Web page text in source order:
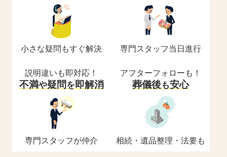
小さな疑問もすぐ解決 専門スタッフ当日進行
説明違いも即対応！
不満や疑問を即解消
専門スタッフが仲介
アフターフォローも！
葬儀後も安心
相続・遺品整理・法要も